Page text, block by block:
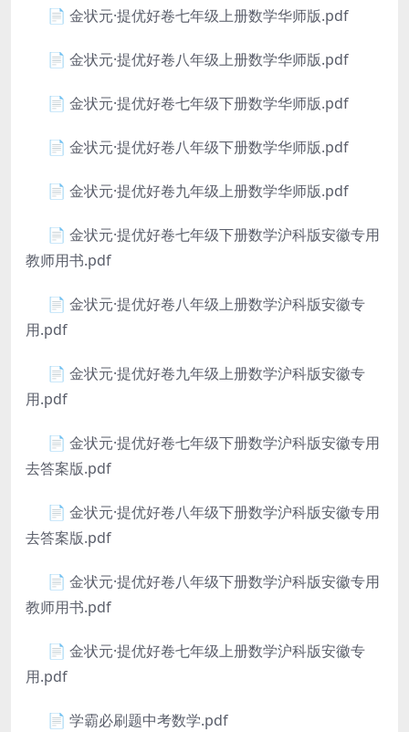
📄 金状元·提优好卷七年级上册数学华师版.pdf
📄 金状元·提优好卷八年级上册数学华师版.pdf
📄 金状元·提优好卷七年级下册数学华师版.pdf
📄 金状元·提优好卷八年级下册数学华师版.pdf
📄 金状元·提优好卷九年级上册数学华师版.pdf
📄 金状元·提优好卷七年级下册数学沪科版安徽专用
教师用书.pdf
📄 金状元·提优好卷八年级上册数学沪科版安徽专
用.pdf
📄 金状元·提优好卷九年级上册数学沪科版安徽专
用.pdf
📄 金状元·提优好卷七年级下册数学沪科版安徽专用
去答案版.pdf
📄 金状元·提优好卷八年级下册数学沪科版安徽专用
去答案版.pdf
📄 金状元·提优好卷八年级下册数学沪科版安徽专用
教师用书.pdf
📄 金状元·提优好卷七年级上册数学沪科版安徽专
用.pdf
📄 学霸必刷题中考数学.pdf